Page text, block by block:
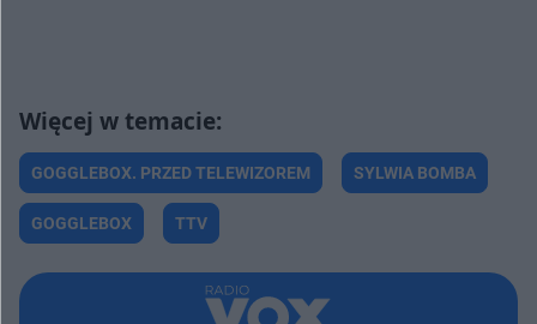
GOGGLEBOX. PRZED TELEWIZOREM SYLWIA BOMBA
GOGGLEBOX TTV